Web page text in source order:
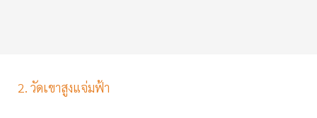
2. วัดเขาสูงแจ่มฟ้า